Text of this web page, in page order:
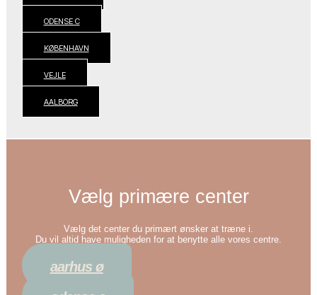
ODENSE C
KØBENHAVN
VEJLE
AALBORG
Vælg primære center
Vælg det center du primært ønsker at træne i.
Du vil altid have muligheden for at benytte alle vores centre.
aarhus ø